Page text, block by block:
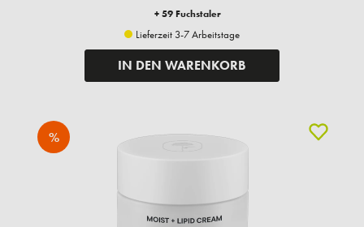
+ 59 Fuchstaler
Lieferzeit 3-7 Arbeitstage
IN DEN WARENKORB
%